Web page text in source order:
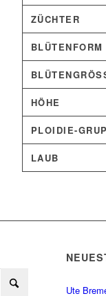
ZÜCHTER
BLÜTENFORM
HÖHE
PLOIDIE-
LAUB
Ute